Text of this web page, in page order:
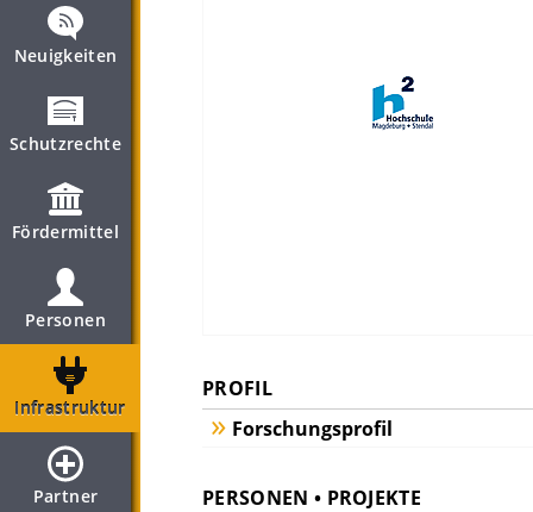
Neuigkeiten
Schutzrechte
Fördermittel
Personen
Infrastruktur
Partner
PROFIL
Forschungsprofil
PERSONEN • PROJEKTE